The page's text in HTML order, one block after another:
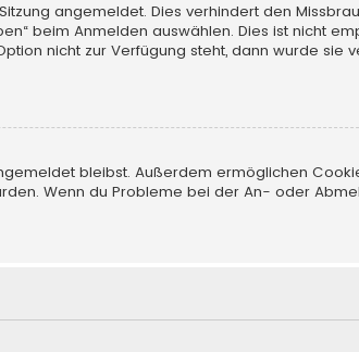
angemeldet. Dies verhindert den
beim Anmelden auswählen. Dies ist nicht
nicht zur Verfügung steht, dann wurde sie
bleibst. Außerdem ermöglichen
Wenn du Probleme bei der An- oder